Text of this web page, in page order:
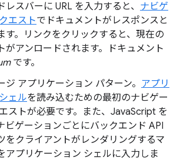
レスバーに URL を入力すると、 ナビゲ
エストでドキュメントがレスポンスと
す。リンクをクリックすると、現在の
がアンロードされます。ドキュメント
です。
ジ アプリケーション パターン。 アプリ
ェルを読み込むための最初のナビゲー
ストが必要です。また、JavaScript を
ビゲーションごとにバックエンド API
をクライアントがレンダリングするマ
アプリケーション シェルに入力しま